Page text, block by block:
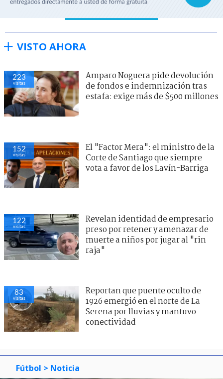
VISTO AHORA
223
visitas
Amparo Noguera pide devolución
de fondos e indemnización tras
estafa: exige más de $500 millones
152
visitas
El "Factor Mera": el ministro de la
Corte de Santiago que siempre
vota a favor de los Lavín-Barriga
122
visitas
Revelan identidad de empresario
preso por retener y amenazar de
muerte a niños por jugar al "rin
raja"
83
visitas
Reportan que puente oculto de
1926 emergió en el norte de La
Serena por lluvias y mantuvo
conectividad
Fútbol > Noticia